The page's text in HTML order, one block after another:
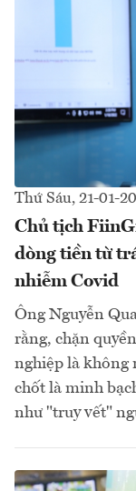
Thứ Sáu, 21-01-
Chủ tịch
dòng tiền từ
nhiễm Covid
Ông Nguyễn
rằng, chặn
nghiệp là không
chốt là minh
như "truy vết"